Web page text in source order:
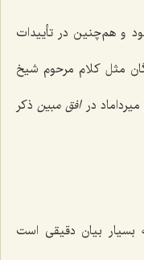
و هم‌چنین در تأییدات
مثل کلام مرحوم شیخ
درافق مبینذکر
بسیار بیان دقیقى است